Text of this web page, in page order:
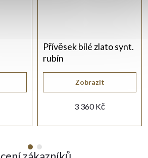
Přívěsek bílé zlato synt.
rubín
3 360 Kč
Zobrazit